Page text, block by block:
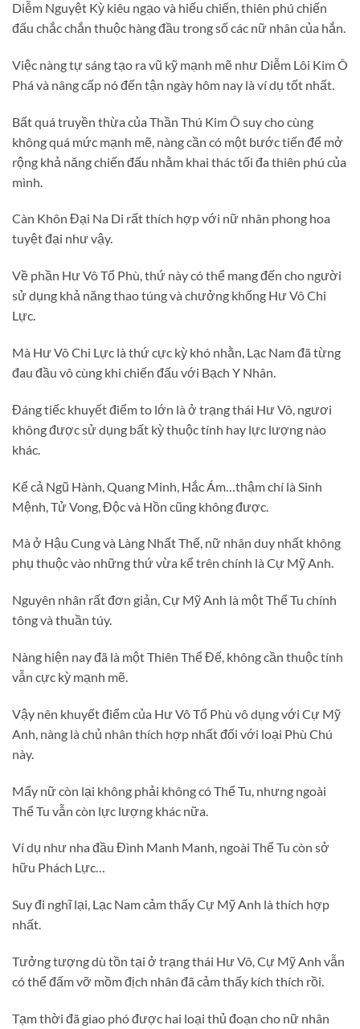
Diễm Nguyệt Kỳ kiêu ngạo và hiếu chiến, thiên phú chiến
đấu chắc chắn thuộc hàng đầu trong số các nữ nhân của hắn.
Việc nàng tự sáng tạo ra vũ kỹ mạnh mẽ như Diễm Lôi Kim Ô
Phá và nâng cấp nó đến tận ngày hôm nay là ví dụ tốt nhất.
Bất quá truyền thừa của Thần Thú Kim Ô suy cho cùng
không quá mức mạnh mẽ, nàng cần có một bước tiến để mở
rộng khả năng chiến đấu nhằm khai thác tối đa thiên phú của
mình.
Càn Khôn Đại Na Di rất thích hợp với nữ nhân phong hoa
tuyệt đại như vậy.
Về phần Hư Vô Tổ Phù, thứ này có thể mang đến cho người
sử dụng khả năng thao túng và chưởng khống Hư Vô Chi
Lực.
Mà Hư Vô Chi Lực là thứ cực kỳ khó nhằn, Lạc Nam đã từng
đau đầu vô cùng khi chiến đấu với Bạch Y Nhân.
Đáng tiếc khuyết điểm to lớn là ở trạng thái Hư Vô, ngươi
không được sử dụng bất kỳ thuộc tính hay lực lượng nào
khác.
Kể cả Ngũ Hành, Quang Minh, Hắc Ám…thậm chí là Sinh
Mệnh, Tử Vong, Độc và Hồn cũng không được.
Mà ở Hậu Cung và Làng Nhất Thế, nữ nhân duy nhất không
phụ thuộc vào những thứ vừa kể trên chính là Cự Mỹ Anh.
Nguyên nhân rất đơn giản, Cự Mỹ Anh là một Thể Tu chính
tông và thuần túy.
Nàng hiện nay đã là một Thiên Thể Đế, không cần thuộc tính
vẫn cực kỳ mạnh mẽ.
Vậy nên khuyết điểm của Hư Vô Tổ Phù vô dụng với Cự Mỹ
Anh, nàng là chủ nhân thích hợp nhất đối với loại Phù Chú
này.
Mấy nữ còn lại không phải không có Thể Tu, nhưng ngoài
Thể Tu vẫn còn lực lượng khác nữa.
Ví dụ như nha đầu Đình Manh Manh, ngoài Thể Tu còn sở
hữu Phách Lực…
Suy đi nghĩ lại, Lạc Nam cảm thấy Cự Mỹ Anh là thích hợp
nhất.
Tưởng tượng dù tồn tại ở trạng thái Hư Vô, Cự Mỹ Anh vẫn
có thể đấm vỡ mồm địch nhân đã cảm thấy kích thích rồi.
Tạm thời đã giao phó được hai loại thủ đoạn cho nữ nhân